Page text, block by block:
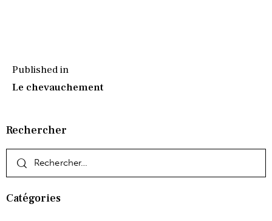
Published in
Le chevauchement
Rechercher
Catégories